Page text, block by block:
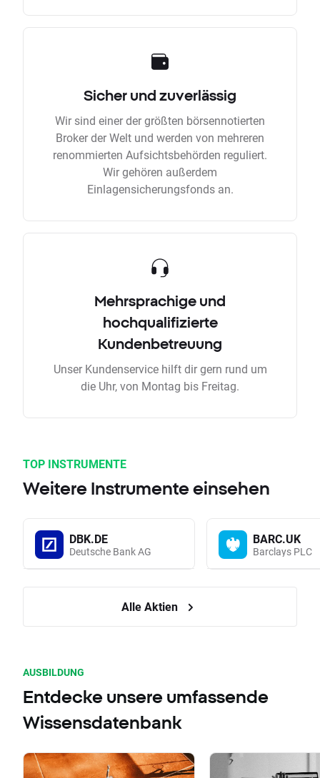
Sicher und zuverlässig
Wir sind einer der größten börsennotierten
Broker der Welt und werden von mehreren
renommierten Aufsichtsbehörden reguliert.
Wir gehören außerdem
Einlagensicherungsfonds an.
Mehrsprachige und
hochqualifizierte
Kundenbetreuung
Unser Kundenservice hilft dir gern rund um
die Uhr, von Montag bis Freitag.
TOP INSTRUMENTE
Weitere Instrumente einsehen
DBK.DE
Deutsche Bank AG
BARC.UK
Barclays PLC
Alle Aktien
AUSBILDUNG
Entdecke unsere umfassende
Wissensdatenbank